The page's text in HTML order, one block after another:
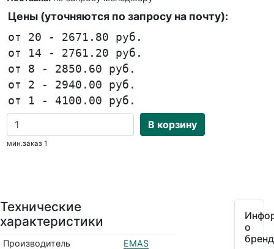
Цены (уточняются по запросу на почту):
от 20 - 2671.80 руб.
от 14 - 2761.20 руб.
от 8 - 2850.60 руб.
от 2 - 2940.00 руб.
от 1 - 4100.00 руб.
В корзину
мин.заказ 1
Технические
характеристики
Производитель
EMAS
о